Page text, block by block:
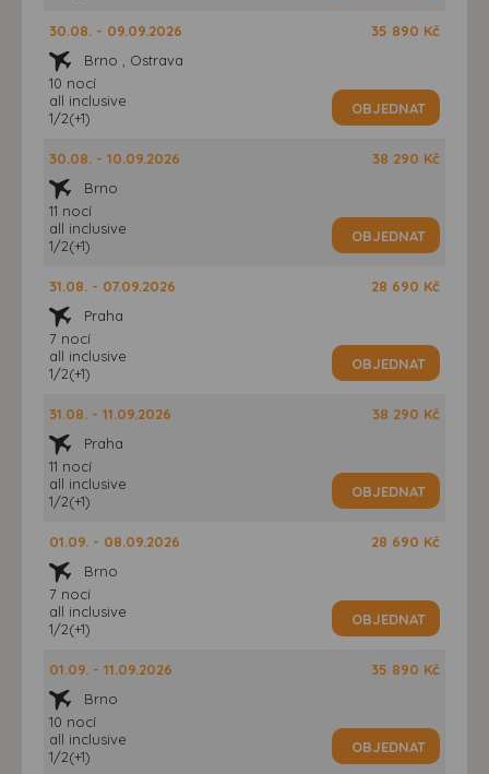
30.08. - 09.09.2026
Brno , Ostrava
10 nocí
all inclusive
1/2(+1)
35 890 Kč
OBJEDNAT
30.08. - 10.09.2026
Brno
11 nocí
all inclusive
1/2(+1)
38 290 Kč
OBJEDNAT
31.08. - 07.09.2026
Praha
7 nocí
all inclusive
1/2(+1)
28 690 Kč
OBJEDNAT
31.08. - 11.09.2026
Praha
11 nocí
all inclusive
1/2(+1)
38 290 Kč
OBJEDNAT
01.09. - 08.09.2026
Brno
7 nocí
all inclusive
1/2(+1)
28 690 Kč
OBJEDNAT
01.09. - 11.09.2026
Brno
10 nocí
all inclusive
1/2(+1)
35 890 Kč
OBJEDNAT